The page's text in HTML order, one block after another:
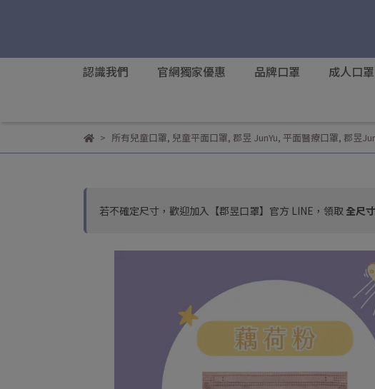
認識我們 官網獨家優惠 品牌口罩 成人口罩
所有兒童口罩, 兒童平面口罩, 郡昱 JunYu, 平面醫療口罩, 郡昱
若不確定尺寸，歡迎加入【郡昱口罩】官方 LINE，領取 全尺